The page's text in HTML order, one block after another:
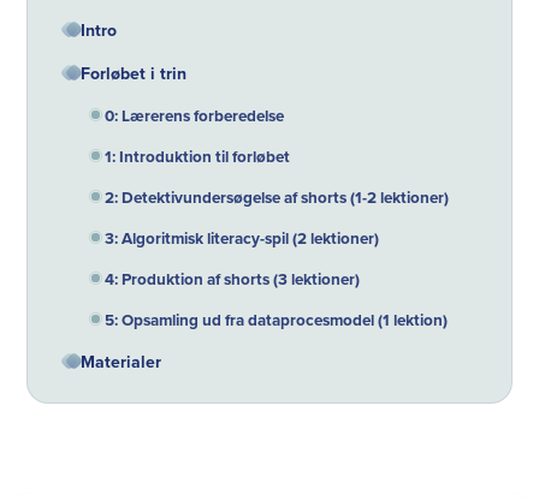
Intro
Forløbet i trin
0: Lærerens forberedelse
1: Introduktion til forløbet
2: Detektivundersøgelse af shorts (1-2 lektioner)
3: Algoritmisk literacy-spil (2 lektioner)
4: Produktion af shorts (3 lektioner)
5: Opsamling ud fra dataprocesmodel (1 lektion)
Materialer